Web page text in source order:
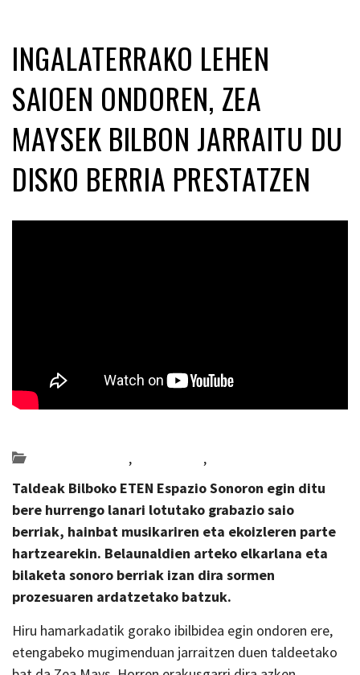
INGALATERRAKO LEHEN
SAIOEN ONDOREN, ZEA
MAYSEK BILBON JARRAITU DU
DISKO BERRIA PRESTATZEN
, ,
Taldeak Bilboko ETEN Espazio Sonoron egin ditu
bere hurrengo lanari lotutako grabazio saio
berriak, hainbat musikariren eta ekoizleren parte
hartzearekin. Belaunaldien arteko elkarlana eta
bilaketa sonoro berriak izan dira sormen
prozesuaren ardatzetako batzuk.
Hiru hamarkadatik gorako ibilbidea egin ondoren ere,
etengabeko mugimenduan jarraitzen duen taldeetako